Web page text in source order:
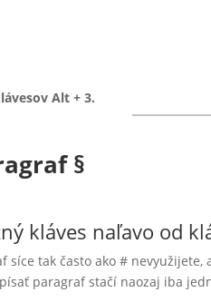
Alt + 3.
§
kláves naľavo od
síce tak často ako #
paragraf stačí naozaj iba